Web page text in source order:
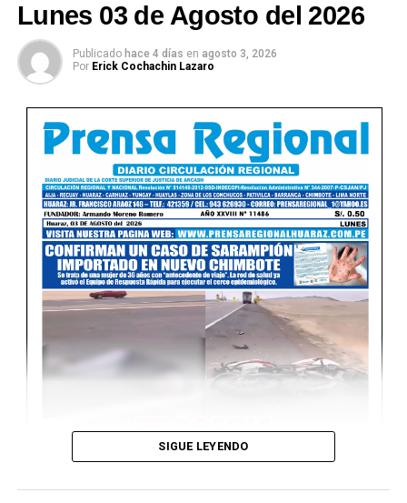
Lunes 03 de Agosto del 2026
Publicado hace 4 días en agosto 3, 2026
Por Erick Cochachin Lazaro
SIGUE LEYENDO